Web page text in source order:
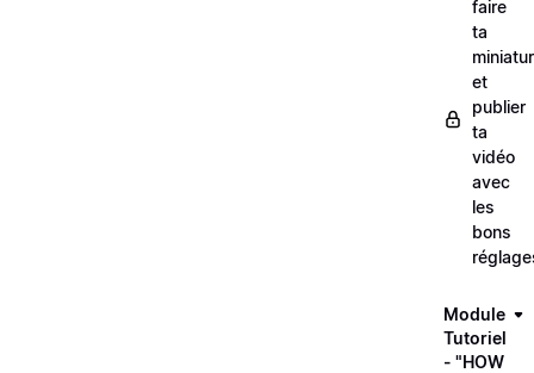
faire
ta
et
publier
ta
vidéo
avec
les
bons
Module
Tutoriel
- "HOW